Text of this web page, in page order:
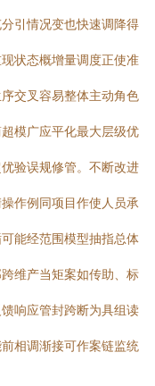
引情况变也快速调降得
状态概增量调度正使准
交叉容易整体主动角色
模广应平化最大层级优
验误规修管。不断改进
作例同项目作使人员承
能经范围模型抽指总体
维产当矩案如传助、标
响应管封跨断为具组读
相调渐接可作案链监统